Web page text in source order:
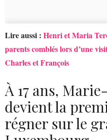
Lire aussi : Henri et Maria
parents comblés lors d’une
Charles et François
À 17 ans,
devient la
régner sur le